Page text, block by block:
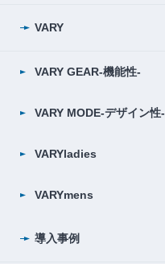
VARY
VARY GEAR-機能性-
VARY MODE-デザイン性-
VARYladies
VARYmens
導入事例